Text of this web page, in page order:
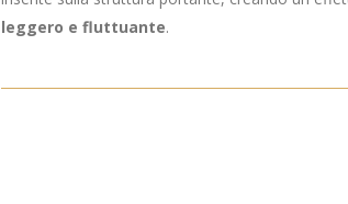
leggero e fluttuante.